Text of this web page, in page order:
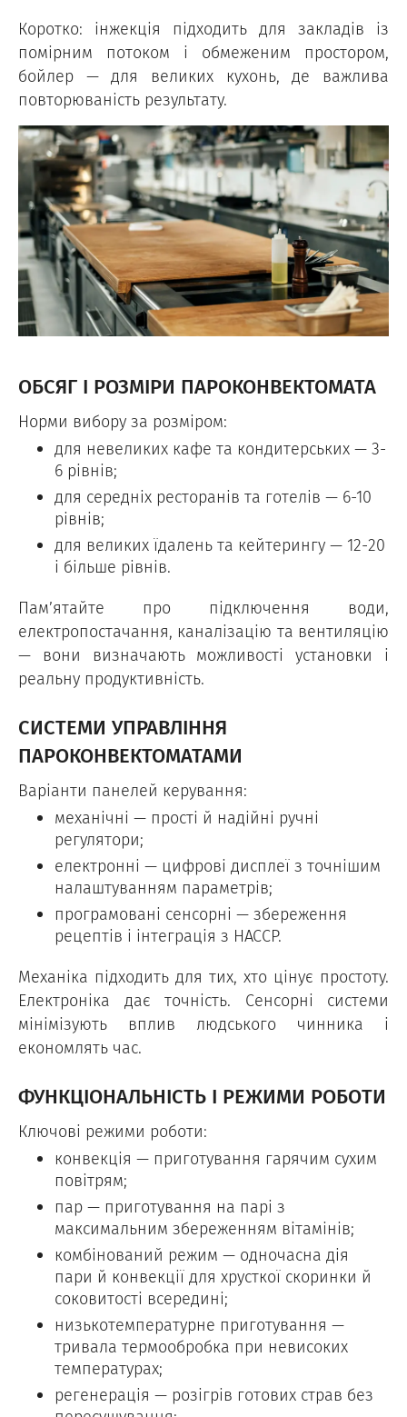
Коротко: інжекція підходить для закладів із
помірним потоком і обмеженим простором,
бойлер — для великих кухонь, де важлива
повторюваність результату.
ОБСЯГ І РОЗМІРИ ПАРОКОНВЕКТОМАТА
Норми вибору за розміром:
для невеликих кафе та кондитерських — 3-
6 рівнів;
для середніх ресторанів та готелів — 6-10
рівнів;
для великих їдалень та кейтерингу — 12-20
і більше рівнів.
Пам’ятайте про підключення води,
електропостачання, каналізацію та вентиляцію
— вони визначають можливості установки і
реальну продуктивність.
СИСТЕМИ УПРАВЛІННЯ
ПАРОКОНВЕКТОМАТАМИ
Варіанти панелей керування:
механічні — прості й надійні ручні
регулятори;
електронні — цифрові дисплеї з точнішим
налаштуванням параметрів;
програмовані сенсорні — збереження
рецептів і інтеграція з HACCP.
Механіка підходить для тих, хто цінує простоту.
Електроніка дає точність. Сенсорні системи
мінімізують вплив людського чинника і
економлять час.
ФУНКЦІОНАЛЬНІСТЬ І РЕЖИМИ РОБОТИ
Ключові режими роботи:
конвекція — приготування гарячим сухим
повітрям;
пар — приготування на парі з
максимальним збереженням вітамінів;
комбінований режим — одночасна дія
пари й конвекції для хрусткої скоринки й
соковитості всередині;
низькотемпературне приготування —
тривала термообробка при невисоких
температурах;
регенерація — розігрів готових страв без